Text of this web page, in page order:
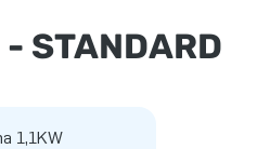
- STANDARD
1,1KW